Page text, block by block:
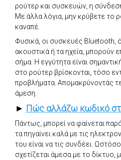
ρούτερ και συσκευών, η
Με άλλα λόγια, μην κρύβετε το
καναπέ.
Φυσικά, οι συσκευές Bluetooth,
ακουστικά ή τα ηχεία, μπορούν
σήμα. Η εγγύτητα είναι
στο ρούτερ βρίσκονται, τόσο
προβλήματα. Απομακρύνοντάς
άμεση.
► Πώς αλλάζω κωδικό
Πάντως, μπορεί να φαίνεται
τα πηγαίνει καλά με τις
του είναι να τις συνδέει.
σχετίζεται άμεσα με το δίκτυο,